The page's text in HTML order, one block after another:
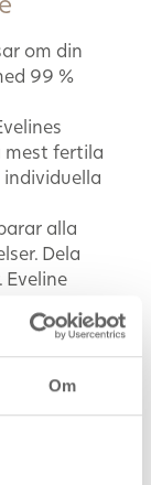
Om
om din
99 %
fertila
alla
Dela